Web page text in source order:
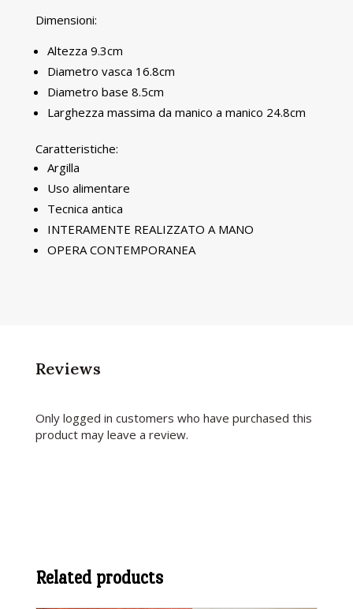
Dimensioni:
Altezza 9.3cm
Diametro vasca 16.8cm
Diametro base 8.5cm
Larghezza massima da manico a manico 24.8cm
Caratteristiche:
Argilla
Uso alimentare
Tecnica antica
INTERAMENTE REALIZZATO A MANO
OPERA CONTEMPORANEA
Reviews
Only logged in customers who have purchased this
product may leave a review.
Related products